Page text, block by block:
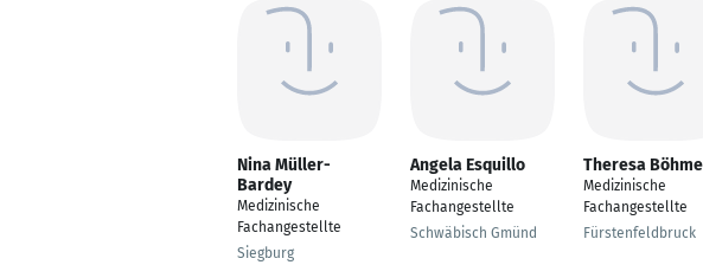
Nina Müller-
Bardey
Medizinische
Fachangestellte
Siegburg
Angela Esquillo
Medizinische
Fachangestellte
Schwäbisch Gmünd
Theresa
Medizinische
Fachangestellte
Fürstenfeldbruck